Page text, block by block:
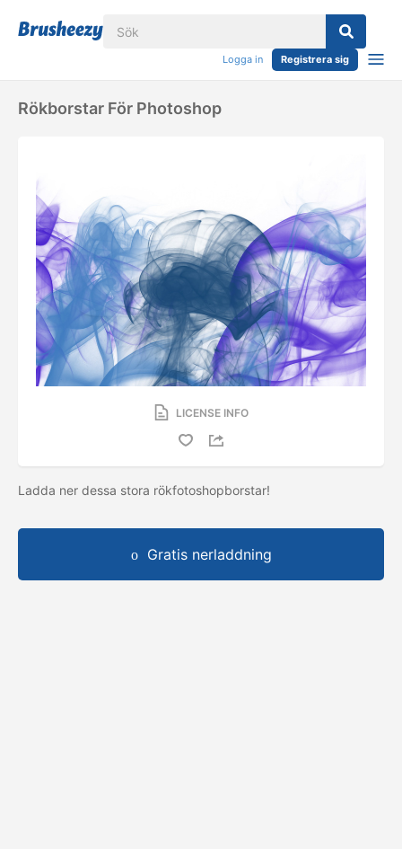
Logga in Registrera sig
Rökborstar För Photoshop
LICENSE INFO
Ladda ner dessa stora rökfotoshopborstar!
Gratis nerladdning